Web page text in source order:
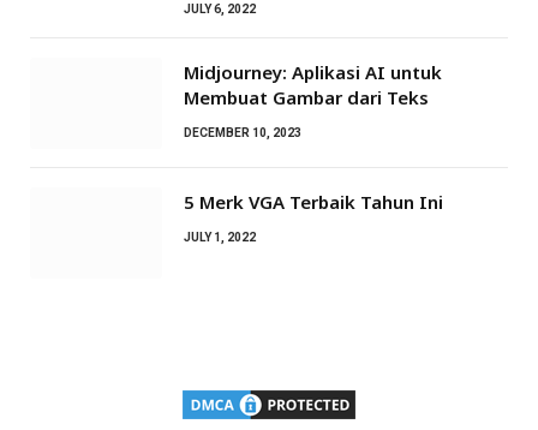
JULY 6, 2022
Midjourney: Aplikasi AI untuk
Membuat Gambar dari Teks
DECEMBER 10, 2023
5 Merk VGA Terbaik Tahun Ini
JULY 1, 2022